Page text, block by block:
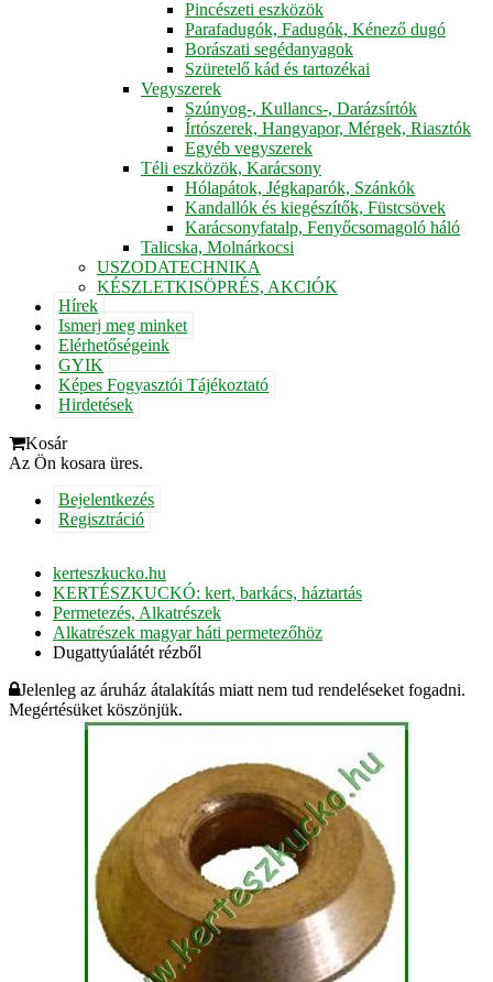
Pincészeti eszközök
Parafadugók, Fadugók, Kénező dugó
Borászati segédanyagok
Szüretelő kád és tartozékai
Vegyszerek
Szúnyog-, Kullancs-, Darázsírtók
Írtószerek, Hangyapor, Mérgek, Riasztók
Egyéb vegyszerek
Téli eszközök, Karácsony
Hólapátok, Jégkaparók, Szánkók
Kandallók és kiegészítők, Füstcsövek
Karácsonyfatalp, Fenyőcsomagoló háló
Talicska, Molnárkocsi
USZODATECHNIKA
KÉSZLETKISÖPRÉS, AKCIÓK
Hírek
Ismerj meg minket
Elérhetőségeink
GYIK
Képes Fogyasztói Tájékoztató
Hirdetések
Kosár
Az Ön kosara üres.
Bejelentkezés
Regisztráció
kerteszkucko.hu
KERTÉSZKUCKÓ: kert, barkács, háztartás
Permetezés, Alkatrészek
Alkatrészek magyar háti permetezőhöz
Dugattyúalátét rézből
Jelenleg az áruház átalakítás miatt nem tud rendeléseket fogadni.
Megértésüket köszönjük.